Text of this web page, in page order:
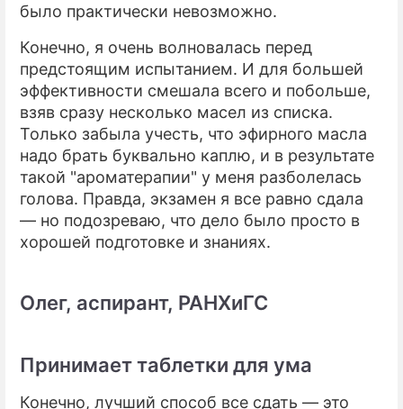
было практически невозможно.
Конечно, я очень волновалась перед
предстоящим испытанием. И для большей
эффективности смешала всего и побольше,
взяв сразу несколько масел из списка.
Только забыла учесть, что эфирного масла
надо брать буквально каплю, и в результате
такой "ароматерапии" у меня разболелась
голова. Правда, экзамен я все равно сдала
— но подозреваю, что дело было просто в
хорошей подготовке и знаниях.
Олег, аспирант, РАНХиГС
Принимает таблетки для ума
Конечно, лучший способ все сдать — это